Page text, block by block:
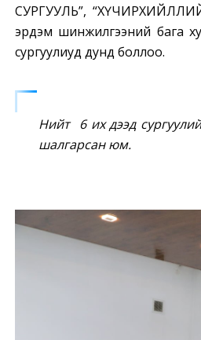
СУРГУУЛЬ”,
эрдэм шинжилгээний бага
сургуулиуд дунд боллоо.
Нийт 6 их дээд
шалгарсан юм.